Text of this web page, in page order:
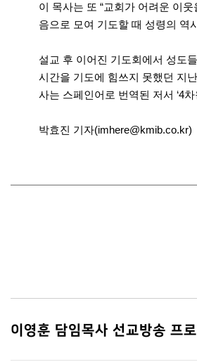
이 목사는 또 “교회가 어려운 이
음으로 모여 기도할 때 성령의 역
설교 후 이어진 기도회에서 성도
시간을 기도에 힘쓰지 못했던 지
사는 스페인어로 번역된 저서 ‘4
박효진 기자(imhere@kmib.co.kr)
이영훈 담임목사 선교방송 프